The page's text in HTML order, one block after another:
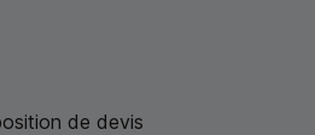
de devis